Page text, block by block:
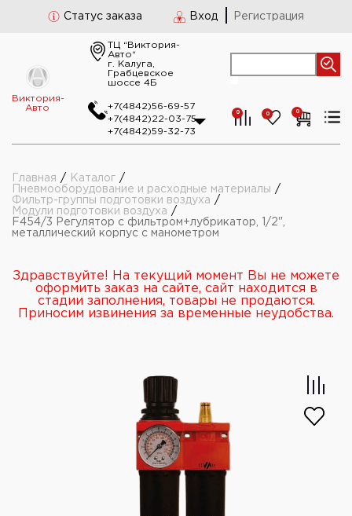
Статус заказа Вход Регистрация
Виктория-
Авто
ТЦ “Виктория-
Авто“
г. Калуга,
Грабцевское
шоссе 4Б
+7(4842)56-69-57
+7(4842)22-03-75
+7(4842)59-32-73
0 0 0
Главная / Каталог /
Пневмооборудование и расходные материалы /
Фильтр-группы подготовки воздуха /
Модули подготовки воздуха /
F454/3 Регулятор с фильтром+лубрикатор, 1/2",
металлический корпус с манометром
Здравствуйте! На текущий момент Вы не можете
оформить заказ на сайте, сайт находится в
стадии заполнения, товары не продаются.
Приносим извинения за временные неудобства.